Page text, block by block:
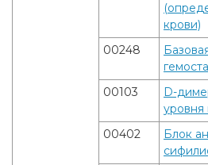
крови)
00248
00103
D-
уровня
00402
Блок